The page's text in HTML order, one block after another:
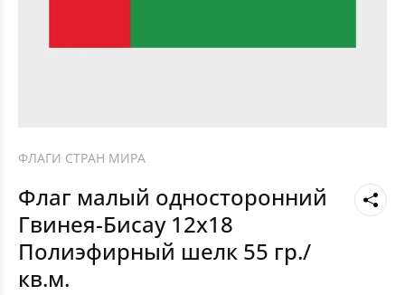
ФЛАГИ СТРАН МИРА
Флаг малый односторонний
Гвинея-Бисау 12х18
Полиэфирный шелк 55 гр./
кв.м.